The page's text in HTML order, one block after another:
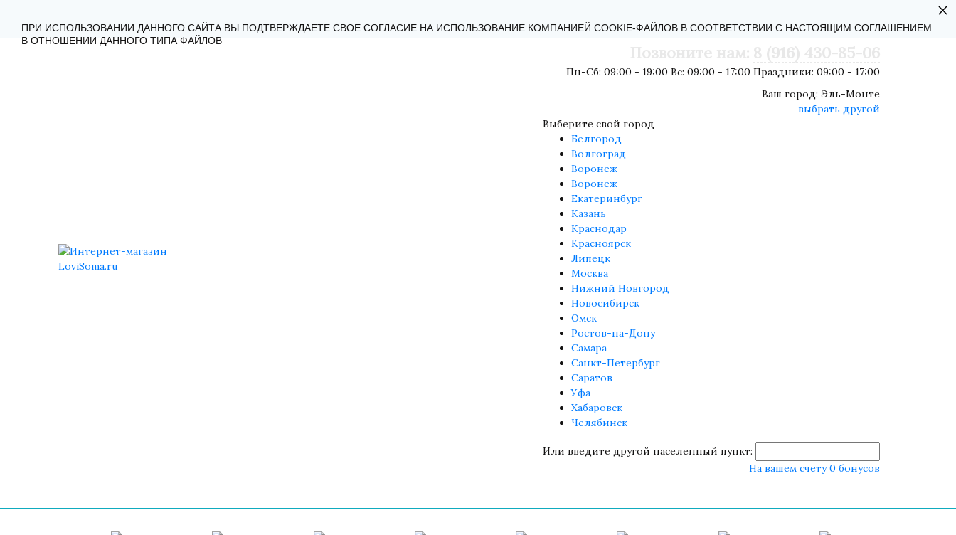
Пн-Сб: 09:00 - 19:00 Вс: 09:00 - 17:00 Праздники: 09:00 - 17:00
Ваш город: Эль-Монте
выбрать другой
Выберите свой город
Белгород
Волгоград
Воронеж
Воронеж
Екатеринбург
Казань
Краснодар
Красноярск
Липецк
Москва
Нижний Новгород
Новосибирск
Омск
Ростов-на-Дону
Самара
Санкт-Петербург
Саратов
Уфа
Хабаровск
Челябинск
Или введите другой населенный пункт:
На вашем счету 0 бонусов
ПРИ ИСПОЛЬЗОВАНИИ ДАННОГО САЙТА ВЫ ПОДТВЕРЖДАЕТЕ СВОЕ СОГЛАСИЕ НА ИСПОЛЬЗОВАНИЕ КОМПАНИЕЙ COOKIE-ФАЙЛОВ В СООТВЕТСТВИИ С НАСТОЯЩИМ СОГЛАШЕНИЕМ
В ОТНОШЕНИИ ДАННОГО ТИПА ФАЙЛОВ
×